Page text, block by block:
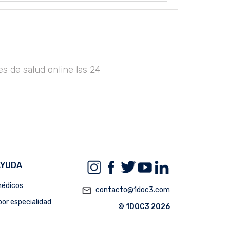
de salud online las 24
especialidad
mail_outline contacto@1doc3.com
© 1DOC3 2026